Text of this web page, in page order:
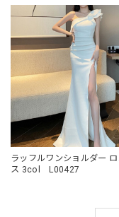
ラッフルワンショルダー
ス 3col L00427